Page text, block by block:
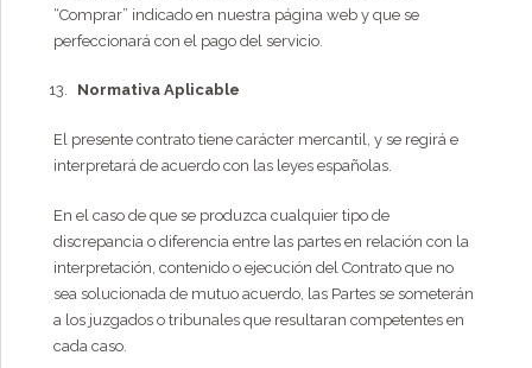
“Comprar” indicado en nuestra página web y que se
perfeccionará con el pago del servicio.
Normativa Aplicable
El presente contrato tiene carácter mercantil, y se regirá e
interpretará de acuerdo con las leyes españolas.
En el caso de que se produzca cualquier tipo de
discrepancia o diferencia entre las partes en relación con la
interpretación, contenido o ejecución del Contrato que no
sea solucionada de mutuo acuerdo, las Partes se someterán
a los juzgados o tribunales que resultaran competentes en
cada caso.